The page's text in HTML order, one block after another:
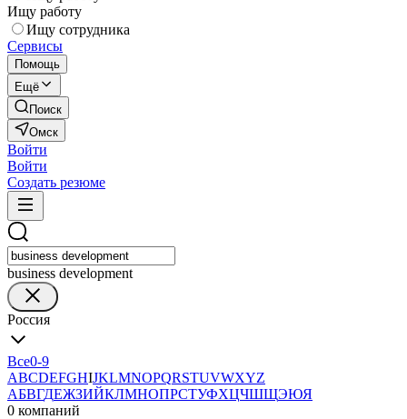
Ищу работу
Ищу сотрудника
Сервисы
Помощь
Ещё
Поиск
Омск
Войти
Войти
Создать резюме
business development
Россия
Все0-9
ABCDEFGHIJKLMNOPQRSTUVWXYZ
АБВГДЕЖЗИЙКЛМНОПРСТУФХЦЧШЩЭЮЯ
0 компаний